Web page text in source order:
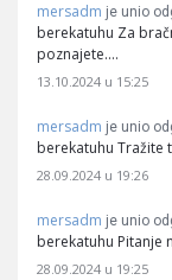
mersadm je unio
berekatuhu Za
poznajete.…
13.10.2024 u 15:25
mersadm je unio
berekatuhu Tražite
28.09.2024 u 19:26
mersadm je unio
berekatuhu Pitanje
28.09.2024 u 19:25